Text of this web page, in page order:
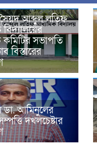
আব্দুল লতিফ
বিদ্যালয়ের
সভাপতি
বিস্তারের
ডা. আমিনুলের
দখলচেষ্টার